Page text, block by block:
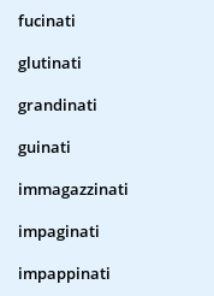
fucinati
glutinati
grandinati
guinati
immagazzinati
impaginati
impappinati